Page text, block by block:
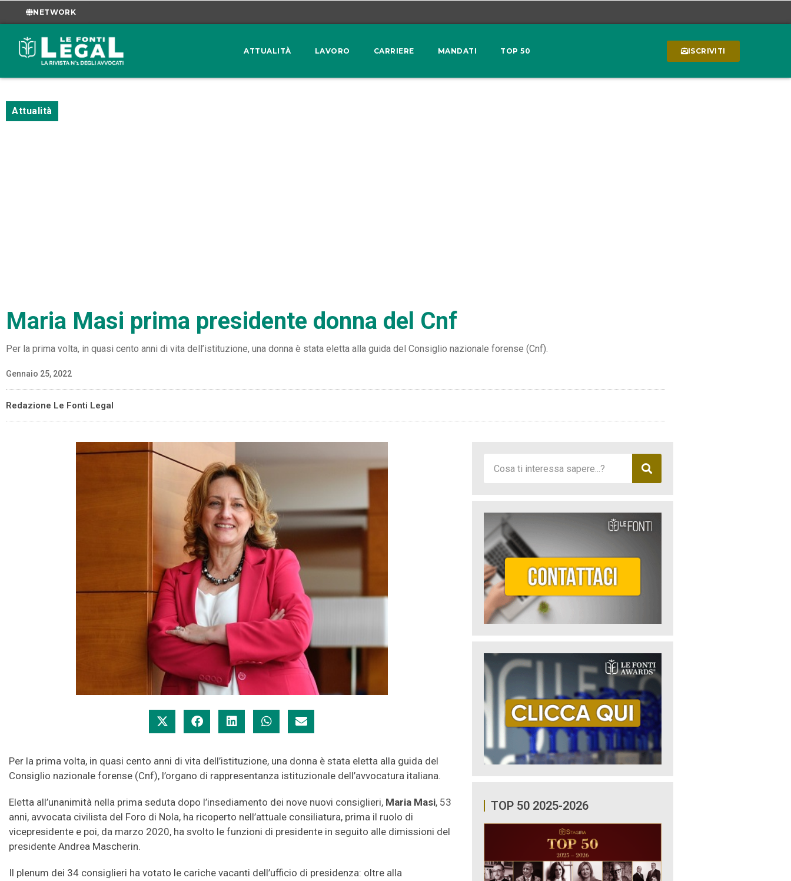
NETWORK
ATTUALITÀ LAVORO CARRIERE MANDATI TOP 50 ISCRIVITI
Attualità
Maria Masi prima presidente donna del Cnf
Per la prima volta, in quasi cento anni di vita dell’istituzione, una donna è stata eletta alla guida del Consiglio nazionale forense (Cnf).
Gennaio 25, 2022
Redazione Le Fonti Legal
Per la prima volta, in quasi cento anni di vita dell’istituzione, una donna è stata eletta alla guida del
Consiglio nazionale forense (Cnf), l’organo di rappresentanza istituzionale dell’avvocatura italiana.
Eletta all’unanimità nella prima seduta dopo l’insediamento dei nove nuovi consiglieri, Maria Masi, 53
anni, avvocata civilista del Foro di Nola, ha ricoperto nell’attuale consiliatura, prima il ruolo di
vicepresidente e poi, da marzo 2020, ha svolto le funzioni di presidente in seguito alle dimissioni del
presidente Andrea Mascherin.
Il plenum dei 34 consiglieri ha votato le cariche vacanti dell’ufficio di presidenza: oltre alla
TOP 50 2025-2026